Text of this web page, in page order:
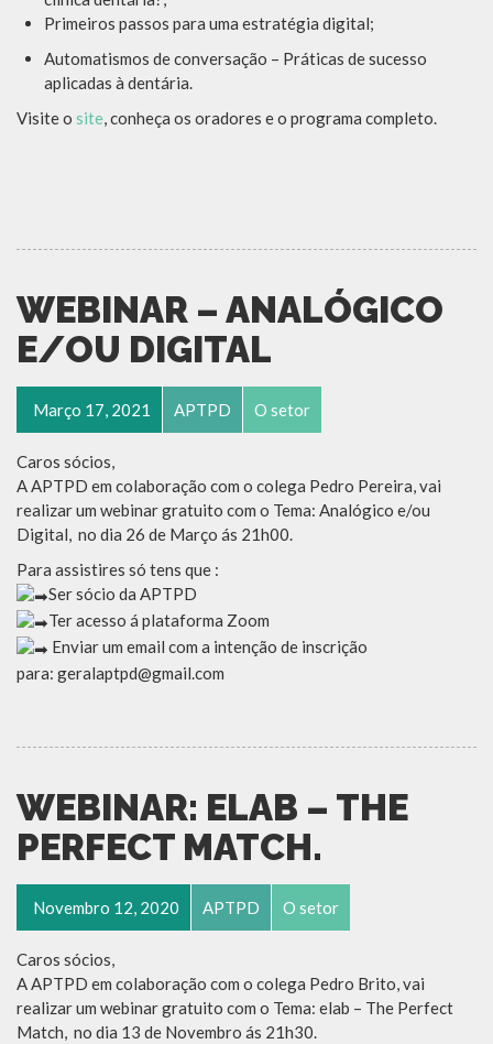
Primeiros passos para uma estratégia digital;
Automatismos de conversação – Práticas de sucesso
aplicadas à dentária
Visite o site , conheça os oradores e o programa completo.
WEBINAR – ANALÓGICO
E/OU DIGITAL
Março 17, 2021 APTPD O setor
Caros sócios,
A APTPD em colaboração com o colega Pedro Pereira, vai
realizar um webinar gratuito com o Tema: Analógico e/ou
Digital, no dia 26 de Março ás 21h00.
Para assistires só tens que :
Ser sócio da APTPD
Ter acesso á plataforma Zoom
Enviar um email com a intenção de inscrição
para: geralaptpd@gmail.com
WEBINAR: ELAB – THE
PERFECT MATCH.
Novembro 12, 2020 APTPD O setor
Caros sócios,
A APTPD em colaboração com o colega Pedro Brito, vai
realizar um webinar gratuito com o Tema: elab – The Perfect
Match, no dia 13 de Novembro ás 21h30.